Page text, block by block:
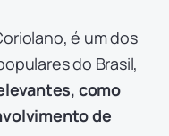
é um dos
do Brasil,
como
de